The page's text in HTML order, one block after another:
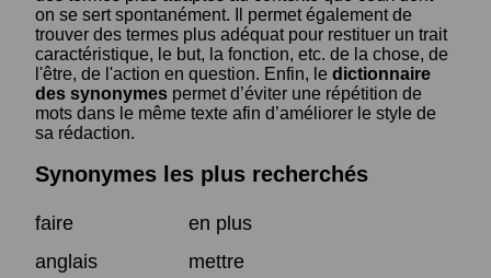
on se sert spontanément. Il permet également de
trouver des termes plus adéquat pour restituer un trait
caractéristique, le but, la fonction, etc. de la chose, de
l'être, de l'action en question. Enfin, le dictionnaire
des synonymes permet d’éviter une répétition de
mots dans le même texte afin d’améliorer le style de
sa rédaction.
Synonymes les plus recherchés
faire
en plus
anglais
mettre